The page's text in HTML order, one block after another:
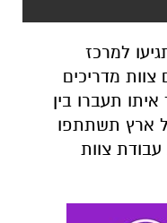
תעברו בין
צוות